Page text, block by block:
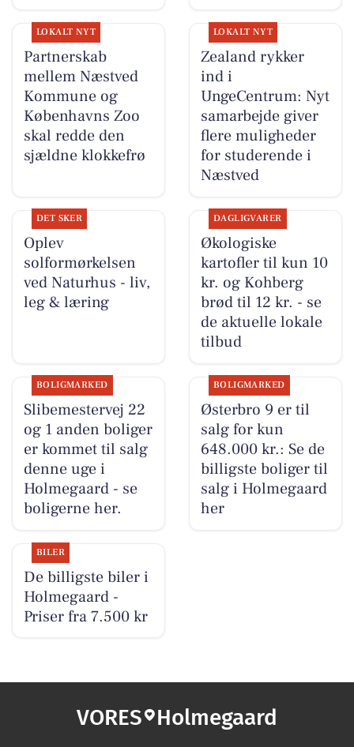
LOKALT NYT
Partnerskab
mellem Næstved
Kommune og
Københavns Zoo
skal redde den
sjældne klokkefrø
LOKALT NYT
Zealand rykker
ind i
UngeCentrum: Nyt
samarbejde giver
flere muligheder
for studerende i
Næstved
DET SKER
Oplev
solformørkelsen
ved Naturhus - liv,
leg & læring
DAGLIGVARER
Økologiske
kartofler til kun 10
kr. og Kohberg
brød til 12 kr. - se
de aktuelle lokale
tilbud
BOLIGMARKED
Slibemestervej 22
og 1 anden boliger
er kommet til salg
denne uge i
Holmegaard - se
boligerne her.
BOLIGMARKED
Østerbro 9 er til
salg for kun
648.000 kr.: Se de
billigste boliger til
salg i Holmegaard
her
BILER
De billigste biler i
Holmegaard -
Priser fra 7.500 kr
VORES Holmegaard